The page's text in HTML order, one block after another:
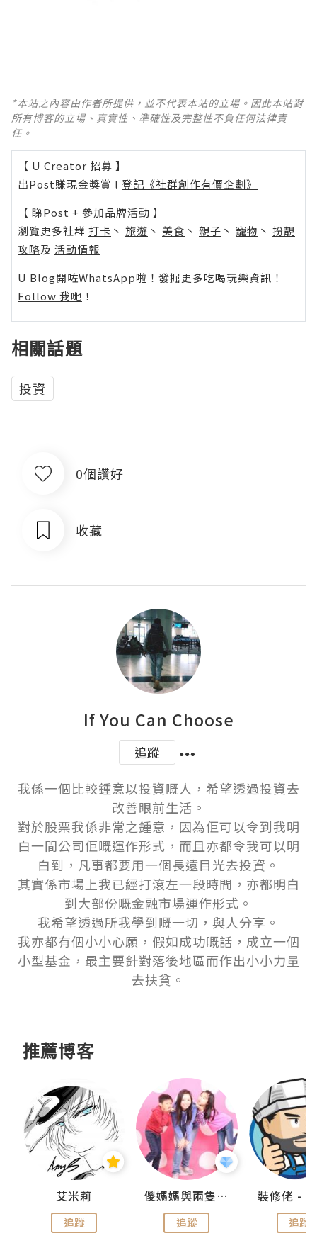
*本站之內容由作者所提供，並不代表本站的立場。因此本站對
所有博客的立場、真實性、準確性及完整性不負任何法律責
任。
【 U Creator 招募 】
出Post賺現金獎賞 l 登記《社群創作有價企劃》
【 睇Post + 參加品牌活動 】
瀏覽更多社群 打卡 丶 旅遊 丶 美食 丶 親子 丶 寵物 丶 扮靚
攻略及 活動情報
U Blog開咗WhatsApp啦！發掘更多吃喝玩樂資訊！
Follow 我哋 ！
相關話題
投資
0個讚好
收藏
If You Can Choose
追蹤
我係一個比較鍾意以投資嘅人，希望透過投資去
改善眼前生活。
對於股票我係非常之鍾意，因為佢可以令到我明
白一間公司佢嘅運作形式，而且亦都令我可以明
白到，凡事都要用一個長遠目光去投資。
其實係市場上我已經打滾左一段時間，亦都明白
到大部份嘅金融市場運作形式。
我希望透過所我學到嘅一切，與人分享。
我亦都有個小小心願，假如成功嘅話，成立一個
小型基金，最主要針對落後地區而作出小小力量
去扶貧。
推薦博客
艾米莉
追蹤
儍媽媽與兩隻小魔怪之家
追蹤 追蹤